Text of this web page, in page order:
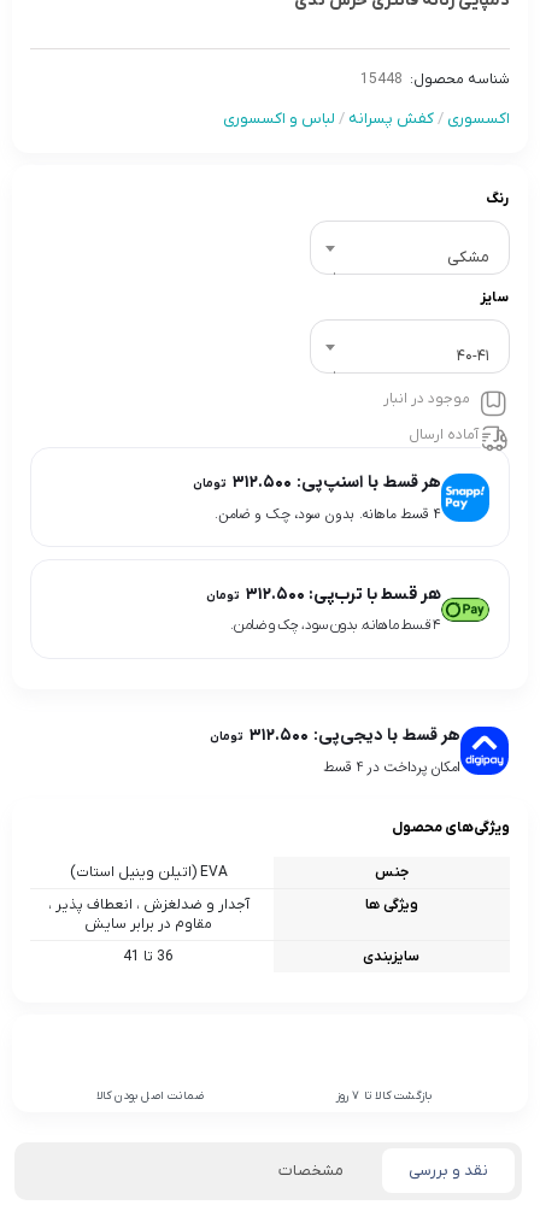
شناسه محصول: 15448
اکسسوری /کفش پسرانه / لباس و اکسسوری
رنگ
مشکى
سایز
40-41
موجود در انبار
آماده ارسال
هر قسط با اسنپ‌پی: ۳۱۲.۵۰۰ تومان
۴ قسط ماهانه. بدون سود، چک و ضامن.
هر قسط با ترب‌پی: ۳۱۲.۵۰۰ تومان
۴ قسط ماهانه. بدون سود، چک و ضامن.
هر قسط با دیجی‌پی: ۳۱۲.۵۰۰ تومان
امکان پرداخت در 4 قسط
ویژگی‌های محصول
جنس
EVA (اتیلن وینیل استات)
ویژگی ها
آجدار و ضدلغزش ، انعطاف پذیر ،
مقاوم در برابر سایش
سایزبندی
36 تا 41
بازگشت کالا تا 7 روز ضمانت اصل بودن کالا
نقد و بررسی مشخصات